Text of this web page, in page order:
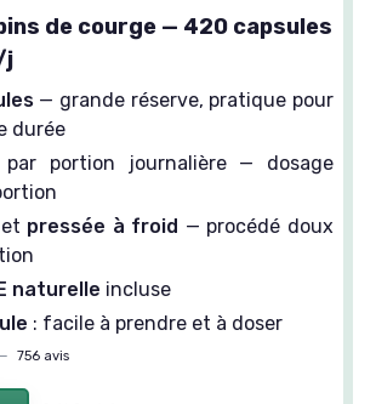
de courge — 420 capsules
j
— grande réserve, pratique pour
durée
par portion journalière — dosage
et pressée à froid — procédé doux
naturelle incluse
: facile à prendre et à doser
— 756 avis